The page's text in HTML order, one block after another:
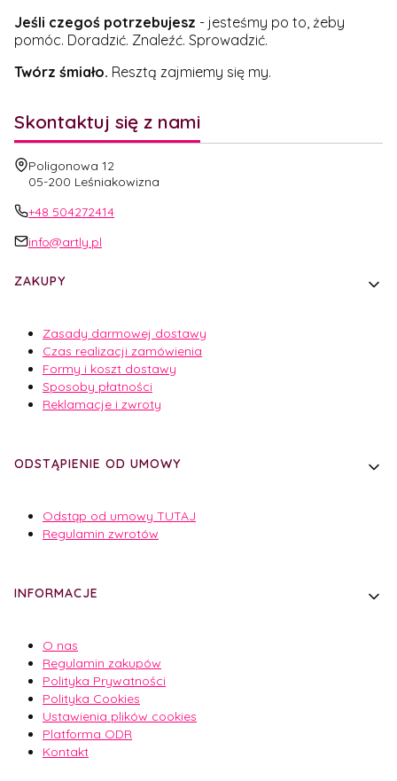
Jeśli czegoś potrzebujesz - jesteśmy po to, żeby
pomóc. Doradzić. Znaleźć. Sprowadzić.
Twórz śmiało. Resztą zajmiemy się my.
Skontaktuj się z nami
Adres:
Poligonowa 12
05-200 Leśniakowizna
+48 504272414
info@artly.pl
ZAKUPY
Zasady darmowej dostawy
Czas realizacji zamówienia
Formy i koszt dostawy
Sposoby płatności
Reklamacje i zwroty
ODSTĄPIENIE OD UMOWY
Odstąp od umowy TUTAJ
Regulamin zwrotów
INFORMACJE
O nas
Regulamin zakupów
Polityka Prywatności
Polityka Cookies
Ustawienia plików cookies
Platforma ODR
Kontakt